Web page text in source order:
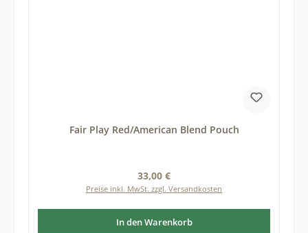
Fair Play Red/American Blend Pouch
Regulärer Preis:
33,00 €
Preise inkl. MwSt. zzgl. Versandkosten
In den Warenkorb